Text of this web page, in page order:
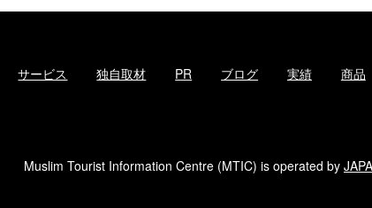
ョ
サービス 独自取材 PR ブログ 実績 商品
Muslim Tourist Information Centre (MTIC) is operated by